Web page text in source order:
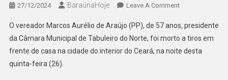
27/12/2024 BaraúnaHoje Leave A CommentOn
DA
CÂMARA
DE
O vereador Marcos Aurélio de Araújo (PP), de 57 anos, presidente
da Câmara Municipal de Tabuleiro do Norte, foi morto a tiros em
frente de casa na cidade do interior do Ceará, na noite desta
quinta-feira (26).